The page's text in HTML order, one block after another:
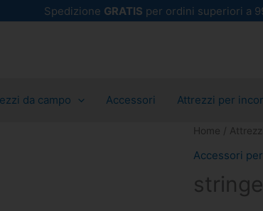
Spedizione GRATIS per ordini superiori a
da campo Accessori Attrezzi per
Home /
Accessori
Il